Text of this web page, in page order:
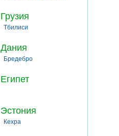
Грузия
Тбилиси
Дания
Бредебро
Египет
Эстония
Кехра